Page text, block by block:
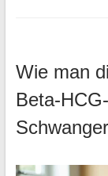
Wie man
Beta-